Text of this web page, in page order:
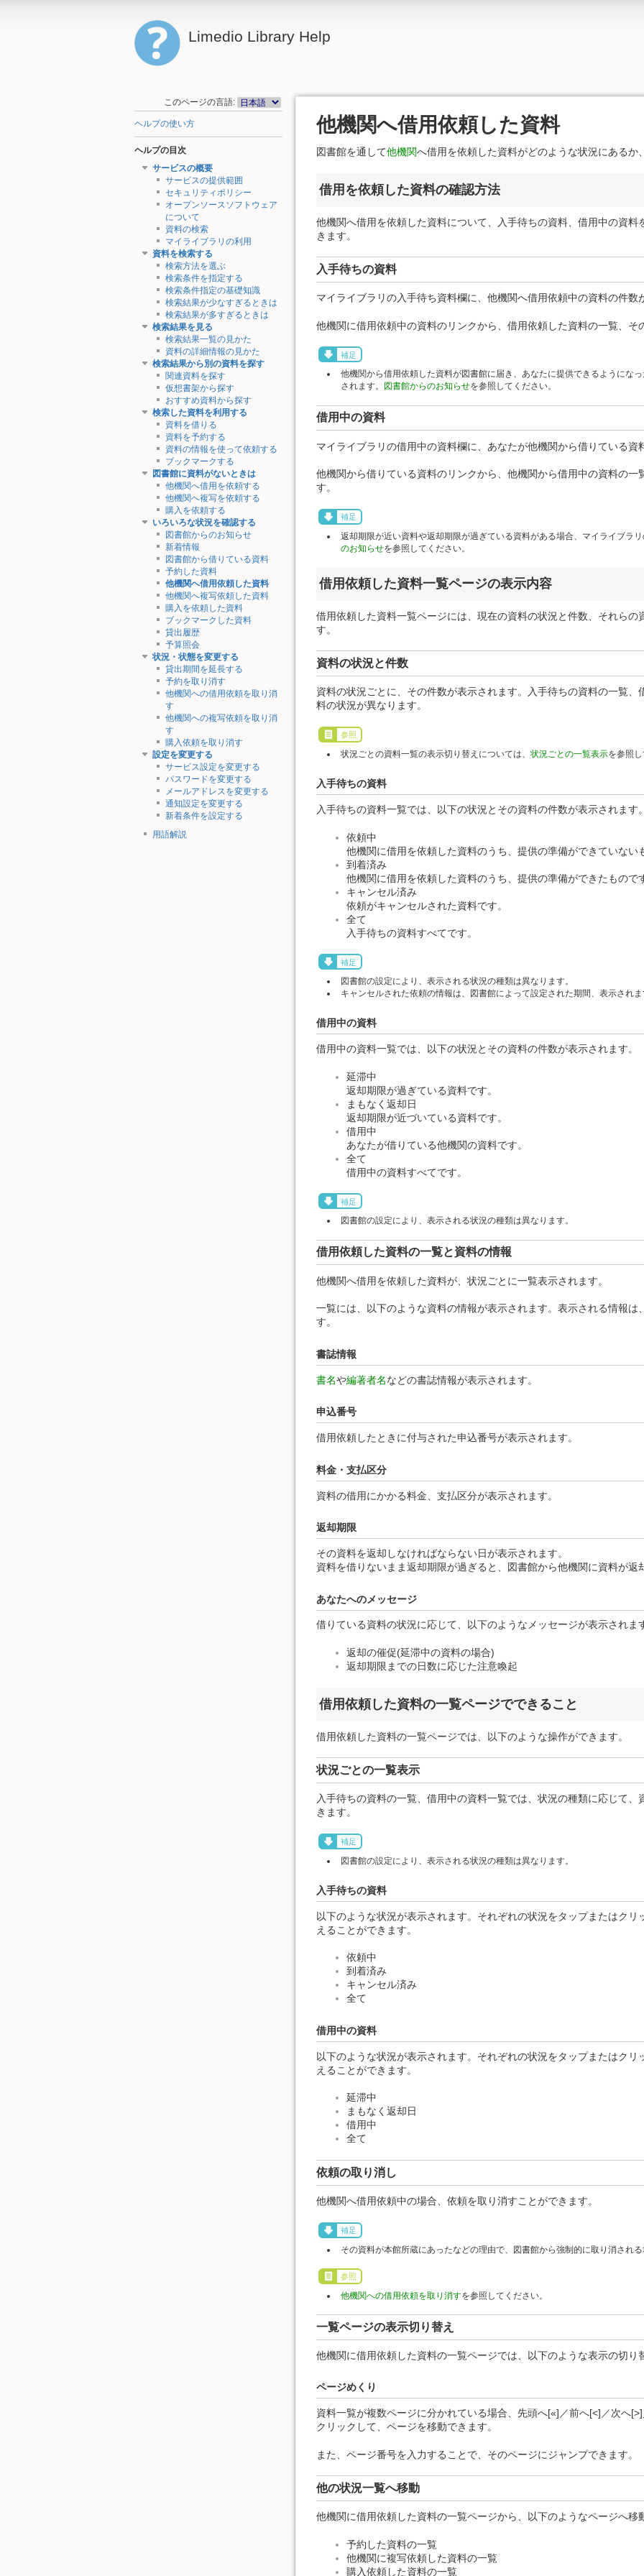
Limedio Library Help
このページの言語:
ヘルプの使い方
ヘルプの目次
サービスの概要
サービスの提供範囲
セキュリティポリシー
オープンソースソフトウェア
について
資料の検索
マイライブラリの利用
資料を検索する
検索方法を選ぶ
検索条件を指定する
検索条件指定の基礎知識
検索結果が少なすぎるときは
検索結果が多すぎるときは
検索結果を見る
検索結果一覧の見かた
資料の詳細情報の見かた
検索結果から別の資料を探す
関連資料を探す
仮想書架から探す
おすすめ資料から探す
検索した資料を利用する
資料を借りる
資料を予約する
資料の情報を使って依頼する
ブックマークする
図書館に資料がないときは
他機関へ借用を依頼する
他機関へ複写を依頼する
購入を依頼する
いろいろな状況を確認する
図書館からのお知らせ
新着情報
図書館から借りている資料
予約した資料
他機関へ借用依頼した資料
他機関へ複写依頼した資料
購入を依頼した資料
ブックマークした資料
貸出履歴
予算照会
状況・状態を変更する
貸出期間を延長する
予約を取り消す
他機関への借用依頼を取り消
す
他機関への複写依頼を取り消
す
購入依頼を取り消す
設定を変更する
サービス設定を変更する
パスワードを変更する
メールアドレスを変更する
通知設定を変更する
新着条件を設定する
用語解説
他機関へ借用依頼した資料
図書館を通して他機関へ借用を依頼した資料がどのような状況にある
借用を依頼した資料の確認方法
他機関へ借用を依頼した資料について、入手待ちの資料、借用中の資
きます。
入手待ちの資料
マイライブラリの入手待ち資料欄に、他機関へ借用依頼中の資料の件数
他機関に借用依頼中の資料のリンクから、借用依頼した資料の一覧、そ
補足
他機関から借用依頼した資料が図書館に届き、あなたに提供できるようにな
されます。
図書館からのお知らせを参照してください。
借用中の資料
マイライブラリの借用中の資料欄に、あなたが他機関から借りている資
他機関から借りている資料のリンクから、他機関から借用中の資料の一
す。
補足
返却期限が近い資料や返却期限が過ぎている資料がある場合、マイライブラ
のお知らせを参照してください。
借用依頼した資料一覧ページの表示内容
借用依頼した資料一覧ページには、現在の資料の状況と件数、それら
す。
資料の状況と件数
資料の状況ごとに、その件数が表示されます。入手待ちの資料の一覧
料の状況が異なります。
参照
状況ごとの資料一覧の表示切り替えについては、状況ごとの一覧表示を参照
入手待ちの資料
入手待ちの資料一覧では、以下の状況とその資料の件数が表示されます
依頼中
他機関に借用を依頼した資料のうち、提供の準備ができていない
到着済み
他機関に借用を依頼した資料のうち、提供の準備ができたもので
キャンセル済み
依頼がキャンセルされた資料です。
全て
入手待ちの資料すべてです。
補足
図書館の設定により、表示される状況の種類は異なります。
キャンセルされた依頼の情報は、図書館によって設定された期間、表示され
借用中の資料
借用中の資料一覧では、以下の状況とその資料の件数が表示されます。
延滞中
返却期限が過ぎている資料です。
まもなく返却日
返却期限が近づいている資料です。
借用中
あなたが借りている他機関の資料です。
全て
借用中の資料すべてです。
補足
図書館の設定により、表示される状況の種類は異なります。
借用依頼した資料の一覧と資料の情報
他機関へ借用を依頼した資料が、状況ごとに一覧表示されます。
一覧には、以下のような資料の情報が表示されます。表示される情報
す。
書誌情報
書名や編著者名などの書誌情報が表示されます。
申込番号
借用依頼したときに付与された申込番号が表示されます。
料金・支払区分
資料の借用にかかる料金、支払区分が表示されます。
返却期限
その資料を返却しなければならない日が表示されます。
資料を借りないまま返却期限が過ぎると、図書館から他機関に資料が返
あなたへのメッセージ
借りている資料の状況に応じて、以下のようなメッセージが表示されま
返却の催促(延滞中の資料の場合)
返却期限までの日数に応じた注意喚起
借用依頼した資料の一覧ページでできること
借用依頼した資料の一覧ページでは、以下のような操作ができます。
状況ごとの一覧表示
入手待ちの資料の一覧、借用中の資料一覧では、状況の種類に応じて
きます。
補足
図書館の設定により、表示される状況の種類は異なります。
入手待ちの資料
以下のような状況が表示されます。それぞれの状況をタップまたはク
えることができます。
依頼中
到着済み
キャンセル済み
全て
借用中の資料
以下のような状況が表示されます。それぞれの状況をタップまたはク
えることができます。
延滞中
まもなく返却日
借用中
全て
依頼の取り消し
他機関へ借用依頼中の場合、依頼を取り消すことができます。
補足
その資料が本館所蔵にあったなどの理由で、図書館から強制的に取り消され
参照
他機関への借用依頼を取り消すを参照してください。
一覧ページの表示切り替え
他機関に借用依頼した資料の一覧ページでは、以下のような表示の切り
ページめくり
資料一覧が複数ページに分かれている場合、先頭へ[«]／前へ[<]／次へ
クリックして、ページを移動できます。
また、ページ番号を入力することで、そのページにジャンプできます。
他の状況一覧へ移動
他機関に借用依頼した資料の一覧ページから、以下のようなページへ移
予約した資料の一覧
他機関に複写依頼した資料の一覧
購入依頼した資料の一覧